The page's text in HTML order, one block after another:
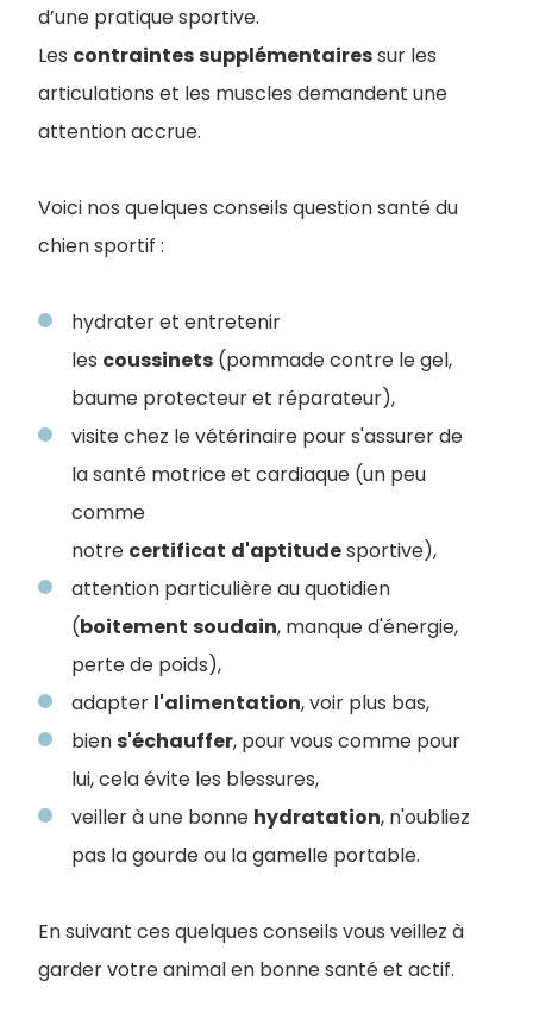
d’une pratique sportive.
Les contraintessupplémentairessur les
articulations et les muscles demandent une
attention accrue.
Voici nos quelques conseils question santé du
chien sportif :
hydrater et entretenir
les coussinets (pommade contre le gel,
baume protecteur et réparateur),
visite chez le vétérinaire pour s'assurer de
la santé motrice et cardiaque (un peu
comme
notre certificat d'aptitudesportive),
attention particulière au quotidien
(boitement soudain, manque d'énergie,
perte de poids),
adapter l'alimentation, voir plus bas,
biens'échauffer, pour vous comme pour
lui, cela évite les blessures,
veiller à une bonne hydratation, n'oubliez
pas la gourde ou la gamelle portable.
En suivant ces quelques conseils vous veillez à
garder votre animal en bonne santé et actif.